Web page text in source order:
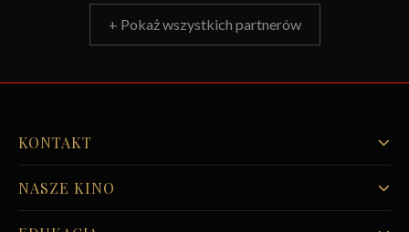
+ Pokaż wszystkich partnerów
KONTAKT
NASZE KINO